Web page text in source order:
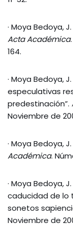
· Moya Bedoya,
Acta Académica
164.
· Moya Bedoya,
especulativas
predestinación”.
Noviembre de
· Moya Bedoya,
Académica.
· Moya Bedoya,
caducidad de lo
sonetos
Noviembre de